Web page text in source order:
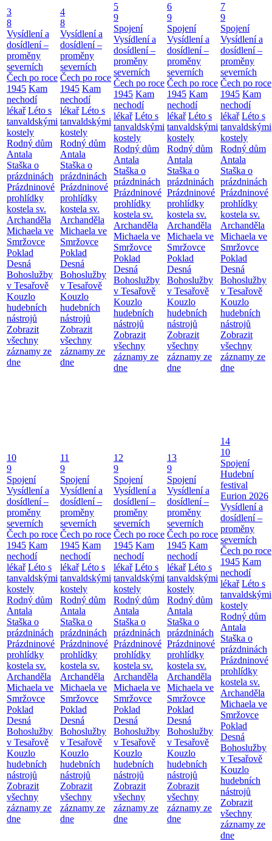
3
8
Vysídlení a
dosídlení –
proměny
severních
Čech po roce
1945 Kam
nechodí
lékař Léto s
tanvaldskými
kostely
Rodný dům
Antala
Staška o
prázdninách
Prázdninové
prohlídky
kostela sv.
Archanděla
Michaela ve
Smržovce
Poklad
Desná
Bohoslužby
v Tesařově
Kouzlo
hudebních
nástrojů
Zobrazit
všechny
záznamy ze
dne
4
8
Vysídlení a
dosídlení –
proměny
severních
Čech po roce
1945 Kam
nechodí
lékař Léto s
tanvaldskými
kostely
Rodný dům
Antala
Staška o
prázdninách
Prázdninové
prohlídky
kostela sv.
Archanděla
Michaela ve
Smržovce
Poklad
Desná
Bohoslužby
v Tesařově
Kouzlo
hudebních
nástrojů
Zobrazit
všechny
záznamy ze
dne
5
9
Spojení
Vysídlení a
dosídlení –
proměny
severních
Čech po roce
1945 Kam
nechodí
lékař Léto s
tanvaldskými
kostely
Rodný dům
Antala
Staška o
prázdninách
Prázdninové
prohlídky
kostela sv.
Archanděla
Michaela ve
Smržovce
Poklad
Desná
Bohoslužby
v Tesařově
Kouzlo
hudebních
nástrojů
Zobrazit
všechny
záznamy ze
dne
6
9
Spojení
Vysídlení a
dosídlení –
proměny
severních
Čech po roce
1945 Kam
nechodí
lékař Léto s
tanvaldskými
kostely
Rodný dům
Antala
Staška o
prázdninách
Prázdninové
prohlídky
kostela sv.
Archanděla
Michaela ve
Smržovce
Poklad
Desná
Bohoslužby
v Tesařově
Kouzlo
hudebních
nástrojů
Zobrazit
všechny
záznamy ze
dne
7
9
Spojení
Vysídlení a
dosídlení –
proměny
severních
Čech po roce
1945 Kam
nechodí
lékař Léto s
tanvaldskými
kostely
Rodný dům
Antala
Staška o
prázdninách
Prázdninové
prohlídky
kostela sv.
Archanděla
Michaela ve
Smržovce
Poklad
Desná
Bohoslužby
v Tesařově
Kouzlo
hudebních
nástrojů
Zobrazit
všechny
záznamy ze
dne
10
9
Spojení
Vysídlení a
dosídlení –
proměny
severních
Čech po roce
1945 Kam
nechodí
lékař Léto s
tanvaldskými
kostely
Rodný dům
Antala
Staška o
prázdninách
Prázdninové
prohlídky
kostela sv.
Archanděla
Michaela ve
Smržovce
Poklad
Desná
Bohoslužby
v Tesařově
Kouzlo
hudebních
nástrojů
Zobrazit
všechny
záznamy ze
dne
11
9
Spojení
Vysídlení a
dosídlení –
proměny
severních
Čech po roce
1945 Kam
nechodí
lékař Léto s
tanvaldskými
kostely
Rodný dům
Antala
Staška o
prázdninách
Prázdninové
prohlídky
kostela sv.
Archanděla
Michaela ve
Smržovce
Poklad
Desná
Bohoslužby
v Tesařově
Kouzlo
hudebních
nástrojů
Zobrazit
všechny
záznamy ze
dne
12
9
Spojení
Vysídlení a
dosídlení –
proměny
severních
Čech po roce
1945 Kam
nechodí
lékař Léto s
tanvaldskými
kostely
Rodný dům
Antala
Staška o
prázdninách
Prázdninové
prohlídky
kostela sv.
Archanděla
Michaela ve
Smržovce
Poklad
Desná
Bohoslužby
v Tesařově
Kouzlo
hudebních
nástrojů
Zobrazit
všechny
záznamy ze
dne
13
9
Spojení
Vysídlení a
dosídlení –
proměny
severních
Čech po roce
1945 Kam
nechodí
lékař Léto s
tanvaldskými
kostely
Rodný dům
Antala
Staška o
prázdninách
Prázdninové
prohlídky
kostela sv.
Archanděla
Michaela ve
Smržovce
Poklad
Desná
Bohoslužby
v Tesařově
Kouzlo
hudebních
nástrojů
Zobrazit
všechny
záznamy ze
dne
14
10
Spojení
Hudební
festival
Eurion 2026
Vysídlení a
dosídlení –
proměny
severních
Čech po roce
1945 Kam
nechodí
lékař Léto s
tanvaldskými
kostely
Rodný dům
Antala
Staška o
prázdninách
Prázdninové
prohlídky
kostela sv.
Archanděla
Michaela ve
Smržovce
Poklad
Desná
Bohoslužby
v Tesařově
Kouzlo
hudebních
nástrojů
Zobrazit
všechny
záznamy ze
dne